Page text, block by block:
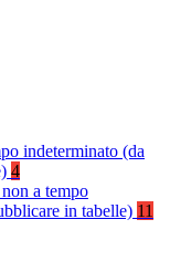
indeterminato (da
4
a tempo
in tabelle) 11